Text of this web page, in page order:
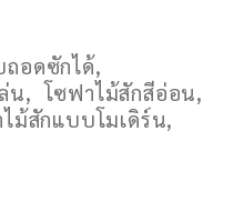
อดซักได้,
น, โซฟาไม้สักสีอ่อน,
ม้สักแบบโมเดิร์น,